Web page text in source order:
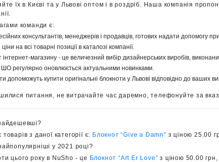
їх в Києві та у Львові оптом і в роздріб. Наша компанія
команди є:
консультантів, менеджерів і продавців, готових надати допомогу при
на всі товарні позиції в каталозі компанії.
магазину - це величезний вибір дизайнерських виробів,
ШО регулярно оновлюється актуальними новинками.
допоможуть купити оригінальні блокноти у Львові відповідно до ваших
питання, не витрачайте час даремно, телефонуйте за
з даної категорії є: Блокнот “Give a Damn” з ціною 25.00
у 2021 році?
цього року в NuSho - це Блокнот “Art Er Love” з ціною 50.00 грн,